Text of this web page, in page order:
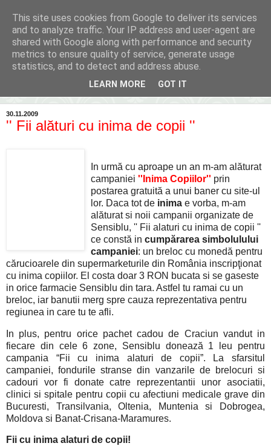
Inima Bacăului
Din inima Bacăului...spre inima ta...
30.11.2009
'' Fii alături cu inima de copii ''
In urmă cu aproape un an m-am alăturat
campaniei ''Inima Copiilor'' prin
postarea gratuită a unui baner cu site-ul
lor. Daca tot de inima e vorba, m-am
alăturat si noii campanii organizate de
Sensiblu, '' Fii alaturi cu inima de copii ''
ce constă in cumpărarea simbolulului
campaniei: un breloc cu monedă pentru
cărucioarele din supermarketurile din România inscripţionat
cu inima copiilor. El costa doar 3 RON bucata si se gaseste
in orice farmacie Sensiblu din tara. Astfel tu ramai cu un
breloc, iar banutii merg spre cauza reprezentativa pentru
regiunea in care tu te afli.
In plus, pentru orice pachet cadou de Craciun vandut in
fiecare din cele 6 zone, Sensiblu donează 1 leu pentru
campania “Fii cu inima alaturi de copii”. La sfarsitul
campaniei, fondurile stranse din vanzarile de brelocuri si
cadouri vor fi donate catre reprezentantii unor asociatii,
clinici si spitale pentru copii cu afectiuni medicale grave din
Bucuresti, Transilvania, Oltenia, Muntenia si Dobrogea,
Moldova si Banat-Crisana-Maramures.
Fii cu inima alaturi de copii!
This site uses cookies from Google to deliver its services
and to analyze traffic. Your IP address and user-agent are
shared with Google along with performance and security
metrics to ensure quality of service, generate usage
statistics, and to detect and address abuse.
LEARN MORE GOT IT